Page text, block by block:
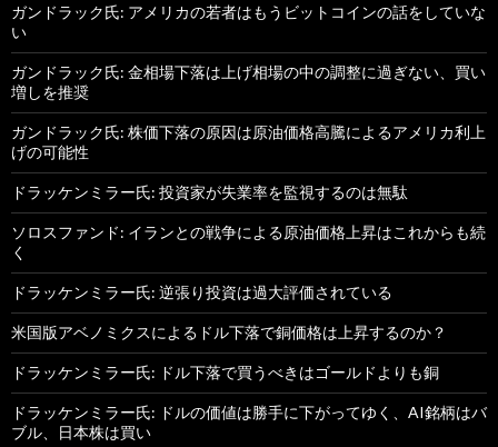
ガンドラック氏: アメリカの若者はもうビットコインの話をしていな
い
ガンドラック氏: 金相場下落は上げ相場の中の調整に過ぎない、買い
増しを推奨
ガンドラック氏: 株価下落の原因は原油価格高騰によるアメリカ利上
げの可能性
ドラッケンミラー氏: 投資家が失業率を監視するのは無駄
ソロスファンド: イランとの戦争による原油価格上昇はこれからも続
く
ドラッケンミラー氏: 逆張り投資は過大評価されている
米国版アベノミクスによるドル下落で銅価格は上昇するのか？
ドラッケンミラー氏: ドル下落で買うべきはゴールドよりも銅
ドラッケンミラー氏: ドルの価値は勝手に下がってゆく、AI銘柄はバ
ブル、日本株は買い